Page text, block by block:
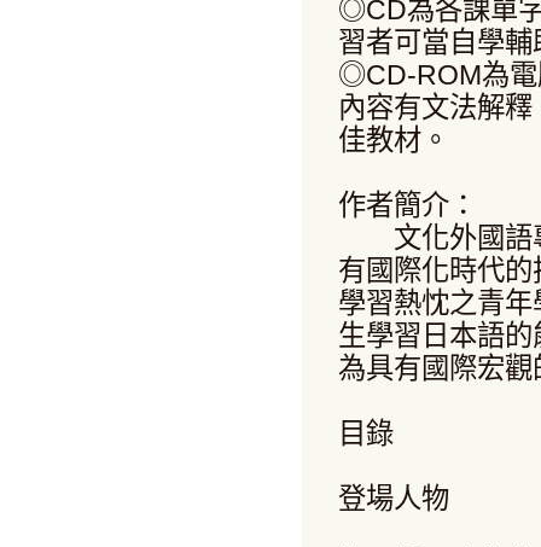
◎CD為各課單
習者可當自學
◎CD-ROM為電
內容有文法解
佳教材。
作者簡介：
文化外國語專
有國際化時代
學習熱忱之青
生學習日本語
為具有國際宏
目錄
登場人物